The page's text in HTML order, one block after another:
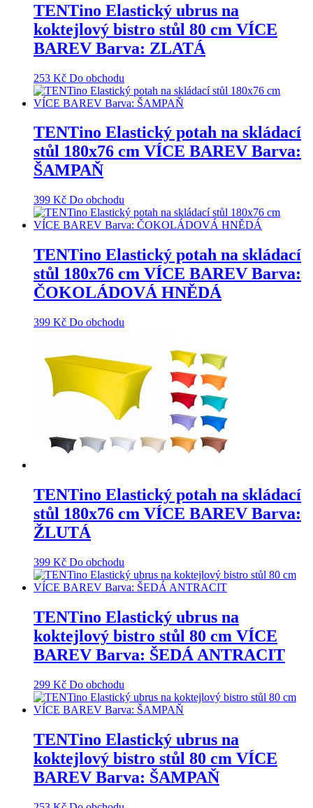
TENTino Elastický ubrus na
koktejlový bistro stůl 80 cm VÍCE
BAREV Barva: ZLATÁ
253 Kč Do obchodu
TENTino Elastický potah na skládací
stůl 180x76 cm VÍCE BAREV Barva:
ŠAMPAŇ
399 Kč Do obchodu
TENTino Elastický potah na skládací
stůl 180x76 cm VÍCE BAREV Barva:
ČOKOLÁDOVÁ HNĚDÁ
399 Kč Do obchodu
TENTino Elastický potah na skládací
stůl 180x76 cm VÍCE BAREV Barva:
ŽLUTÁ
399 Kč Do obchodu
TENTino Elastický ubrus na
koktejlový bistro stůl 80 cm VÍCE
BAREV Barva: ŠEDÁ ANTRACIT
299 Kč Do obchodu
TENTino Elastický ubrus na
koktejlový bistro stůl 80 cm VÍCE
BAREV Barva: ŠAMPAŇ